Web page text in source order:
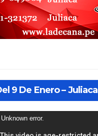
9 De Enero – Juliaca
error.